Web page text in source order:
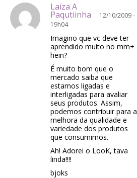
Laíza A
Paqutiinha
12/10/2009 -
19h04
Imagino que vc deve ter
aprendido muito no mm+
hein?
É muito bom que o
mercado saiba que
estamos ligadas e
interligadas para avaliar
seus produtos. Assim,
podemos contribuir para a
melhora da qualidade e
variedade dos produtos
que consumimos.
Ah! Adorei o LooK, tava
linda!!!!
bjoks